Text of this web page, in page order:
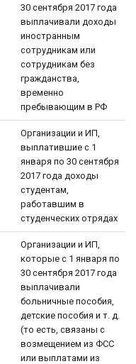
30 сентября 2017 года
выплачивали доходы
иностранным
сотрудникам или
сотрудникам без
гражданства,
временно
пребывающим в РФ
Организации и ИП,
выплатившие с 1
января по 30 сентября
2017 года доходы
студентам,
работавшим в
студенческих отрядах
Организации и ИП,
которые с 1 января по
30 сентября 2017 года
выплачивали
больничные пособия,
детские пособия и т. д.
(то есть, связаны с
возмещением из ФСС
или выплатами из